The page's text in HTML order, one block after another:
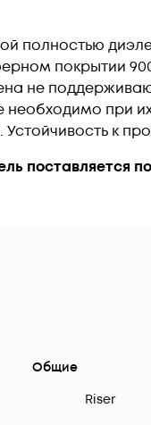
полностью
покрытии
не
необходимо при
к
поставляется
Общие
Riser